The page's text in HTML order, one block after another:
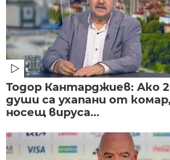
Тодор Кантарджиев: Ако
души са ухапани от комар,
носещ вируса...